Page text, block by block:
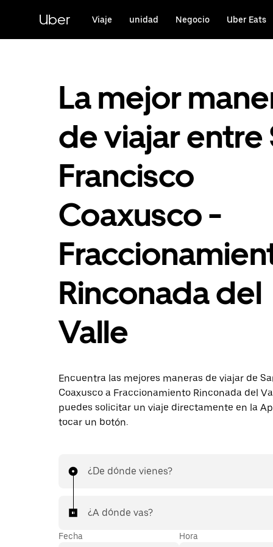
contenido
principal
Uber Viaje unidad Negocio Uber Eats
La mejor
de viajar entre
Francisco
Coaxusco -
Rinconada del
Valle
Encuentra las mejores maneras de viajar de
Coaxusco a Fraccionamiento Rinconada del
puedes solicitar un viaje directamente en la
tocar un botón.
¿De dónde vienes?
¿A dónde vas?
Fecha Hora